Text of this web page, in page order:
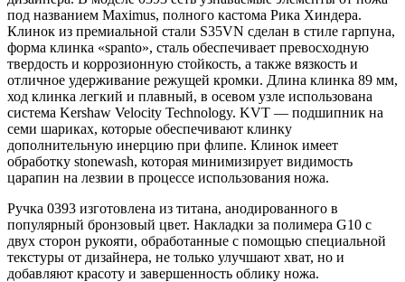
под названием Maximus, полного кастома Рика Хиндера.
Клинок из премиальной стали S35VN сделан в стиле гарпуна,
форма клинка «spanto», сталь обеспечивает превосходную
твердость и коррозионную стойкость, а также вязкость и
отличное удерживание режущей кромки. Длина клинка 89 мм,
ход клинка легкий и плавный, в осевом узле использована
система Kershaw Velocity Technology. KVT — подшипник на
семи шариках, которые обеспечивают клинку
дополнительную инерцию при флипе. Клинок имеет
обработку stonewash, которая минимизирует видимость
царапин на лезвии в процессе использования ножа.
Ручка 0393 изготовлена из титана, анодированного в
популярный бронзовый цвет. Накладки за полимера G10 с
двух сторон рукояти, обработанные с помощью специальной
текстуры от дизайнера, не только улучшают хват, но и
добавляют красоту и завершенность облику ножа.